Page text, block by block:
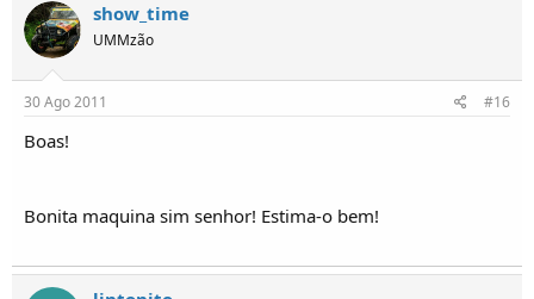
show_time
UMMzão
30 Ago 2011 #16
Boas!
Bonita maquina sim senhor! Estima-o bem!